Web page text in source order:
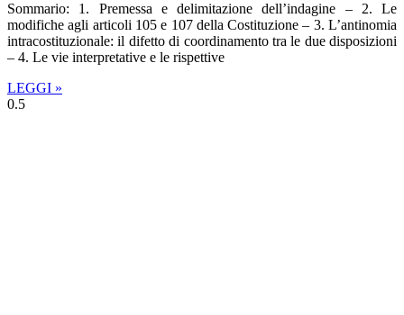
Sommario: 1. Premessa e delimitazione dell’indagine – 2. Le
modifiche agli articoli 105 e 107 della Costituzione – 3. L’antinomia
intracostituzionale: il difetto di coordinamento tra le due disposizioni
– 4. Le vie interpretative e le rispettive
LEGGI »